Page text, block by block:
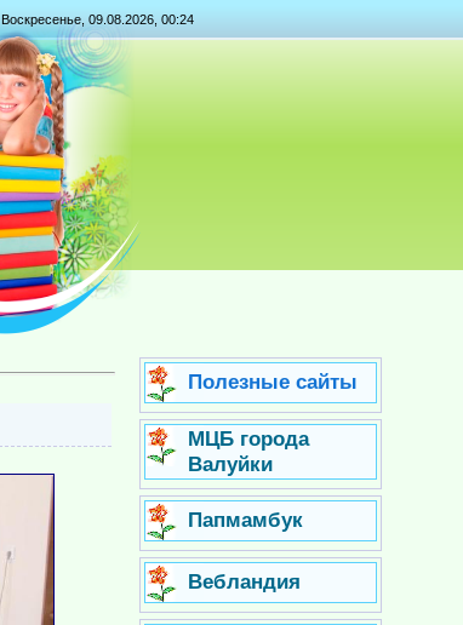
Воскресенье, 09.08.2026, 00:24
Полезные сайты
МЦБ города
Валуйки
Папмамбук
Вебландия